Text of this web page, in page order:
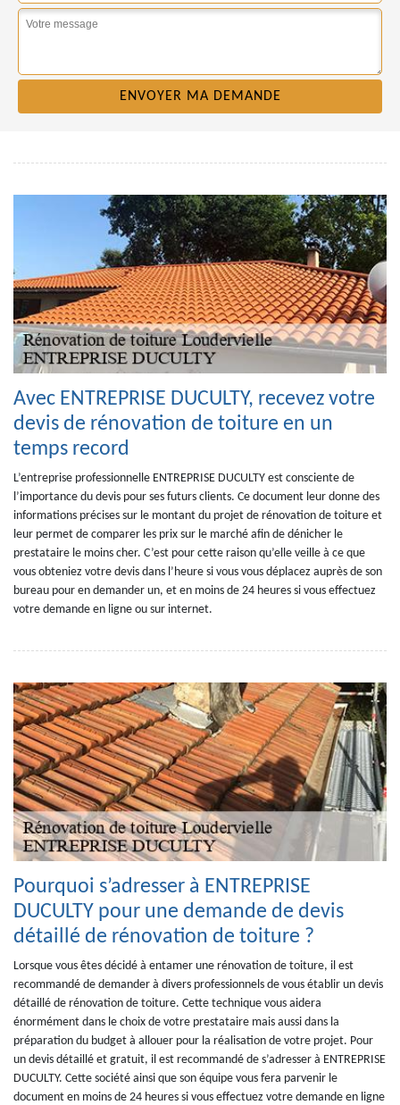
Avec ENTREPRISE DUCULTY, recevez votre
devis de rénovation de toiture en un
temps record
L’entreprise professionnelle ENTREPRISE DUCULTY est consciente de
l’importance du devis pour ses futurs clients. Ce document leur donne des
informations précises sur le montant du projet de rénovation de toiture et
leur permet de comparer les prix sur le marché afin de dénicher le
prestataire le moins cher. C’est pour cette raison qu’elle veille à ce que
vous obteniez votre devis dans l’heure si vous vous déplacez auprès de son
bureau pour en demander un, et en moins de 24 heures si vous effectuez
votre demande en ligne ou sur internet.
Pourquoi s’adresser à ENTREPRISE
DUCULTY pour une demande de devis
détaillé de rénovation de toiture ?
Lorsque vous êtes décidé à entamer une rénovation de toiture, il est
recommandé de demander à divers professionnels de vous établir un devis
détaillé de rénovation de toiture. Cette technique vous aidera
énormément dans le choix de votre prestataire mais aussi dans la
préparation du budget à allouer pour la réalisation de votre projet. Pour
un devis détaillé et gratuit, il est recommandé de s’adresser à ENTREPRISE
DUCULTY. Cette société ainsi que son équipe vous fera parvenir le
document en moins de 24 heures si vous effectuez votre demande en ligne